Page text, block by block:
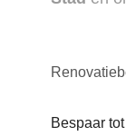
Bespaar